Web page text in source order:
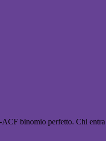
binomio perfetto. Chi entra